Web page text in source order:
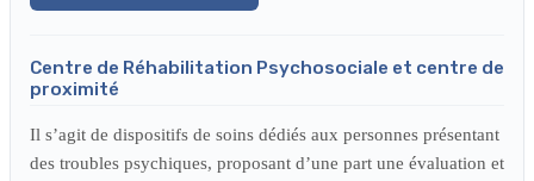
Centre de Réhabilitation Psychosociale et centre de
proximité
Il s’agit de dispositifs de soins dédiés aux personnes présentant
des troubles psychiques, proposant d’une part une évaluation et